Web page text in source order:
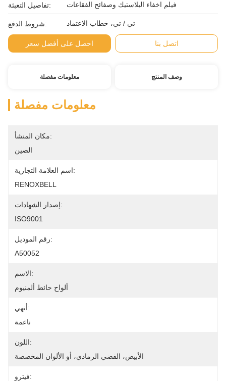
تفاصيل التعبئة: فيلم اخفاء البلاستيك وصفائح الفقاعات
شروط الدفع: تي / تي، خطاب الاعتماد
احصل على أفضل سعر اتصل بنا
معلومات مفصلة وصف المنتج
معلومات مفصلة
مكان المنشأ:
الصين
اسم العلامة التجارية:
RENOXBELL
إصدار الشهادات:
ISO9001
رقم الموديل:
A50052
الاسم:
ألواح حائط ألمنيوم
أنهي:
ناعمة
اللون:
الأبيض، الفضي الرمادي، أو الألوان المخصصة
فيترو: